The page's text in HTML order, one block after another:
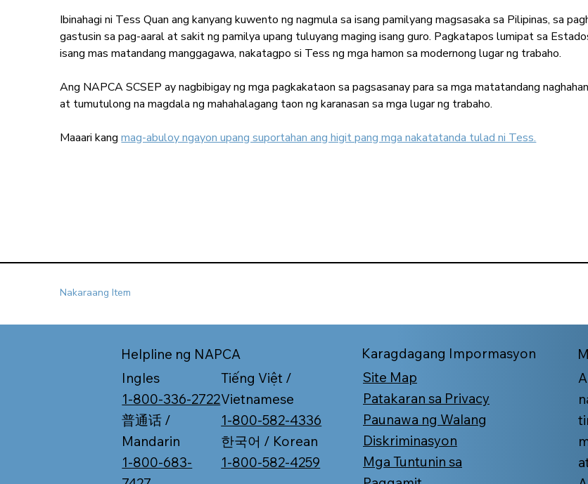
Ibinahagi ni Tess Quan ang kanyang kuwento ng nagmula sa isang pamilyang magsasaka sa Pilipinas, sa
gastusin sa pag-aaral at sakit ng pamilya upang tuluyang maging isang guro. Pagkatapos lumipat sa
isang mas matandang manggagawa, nakatagpo si Tess ng mga hamon sa modernong lugar ng trabaho.
Ang NAPCA SCSEP ay nagbibigay ng mga pagkakataon sa pagsasanay para sa mga matatandang
at tumutulong na magdala ng mahahalagang taon ng karanasan sa mga lugar ng trabaho.
Maaari kang mag-abuloy ngayon upang suportahan ang higit pang mga nakatatanda tulad ni Tess.
Nakaraang Item
Helpline ng NAPCA
Ingles
1-800-336-2722
普通话 /
Mandarin
1-800-683-
Tiếng Việt /
Vietnamese
1-800-582-4336
한국어 / Korean
1-800-582-4259
Karagdagang Impormasyon
Site Map
Patakaran sa Privacy
Paunawa ng Walang
Diskriminasyon
Mga Tuntunin sa